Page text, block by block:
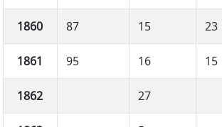
1860 87 15 23
1861 95 16 15
1862 27